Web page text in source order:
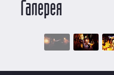
Галерея